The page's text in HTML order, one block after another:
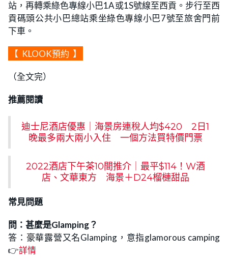
站，再轉乘綠色專線小巴1A或1S號線至西貢。步行至西
貢碼頭公共小巴總站乘坐綠色專線小巴7號至旅舍門前
下車。
【 KLOOK預約 】
（全文完）
推薦閱讀
迪士尼酒店優惠｜海景房連稅人均$420 2日1
晚最多兩大兩小入住 一個方法買特價門票
2022酒店下午茶10間推介｜最平$114！W酒
店、文華東方 海景＋D24榴槤甜品
常見問題
問：甚麼是Glamping？
答：豪華露營又名Glamping，意指glamorous camping
👉詳情